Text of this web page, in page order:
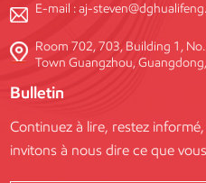
E-mail :aj-
Room 702, 703, Building 1,
Town Guangzhou,
Bulletin
Continuez à lire, restez
invitons à nous dire ce que